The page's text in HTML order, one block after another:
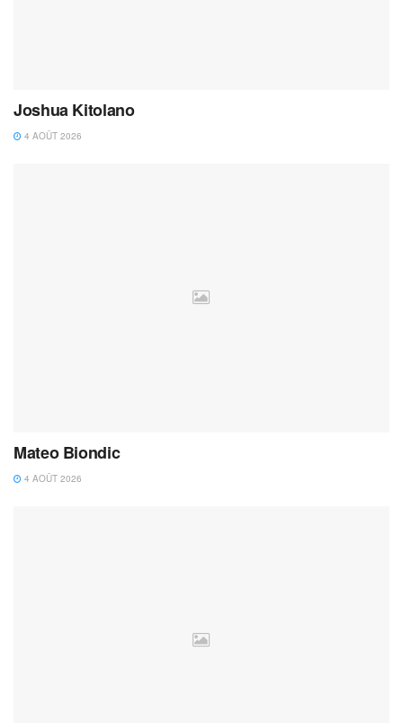
Joshua Kitolano
4 AOÛT 2026
Mateo Biondic
4 AOÛT 2026